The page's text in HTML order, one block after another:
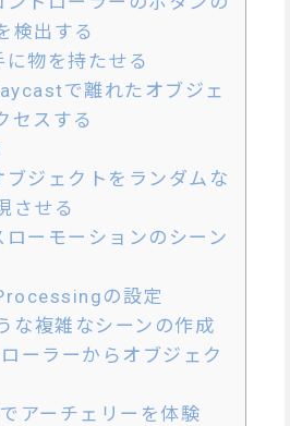
検出する
に物を持たせる
で離れたオブジェ
セスする
ブジェクトをランダムな
させる
ローモーションのシーン
の設定
な複雑なシーンの作成
ーラーからオブジェク
アーチェリーを体験